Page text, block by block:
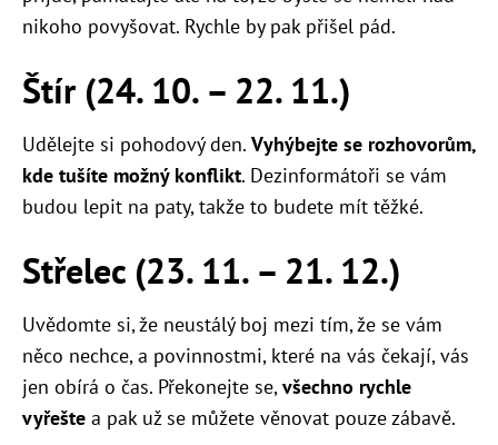
nikoho povyšovat. Rychle by pak přišel pád.
Štír (24. 10. – 22. 11.)
Udělejte si pohodový den. Vyhýbejte se rozhovorům,
kde tušíte možný konflikt. Dezinformátoři se vám
budou lepit na paty, takže to budete mít těžké.
Střelec (23. 11. – 21. 12.)
Uvědomte si, že neustálý boj mezi tím, že se vám
něco nechce, a povinnostmi, které na vás čekají, vás
jen obírá o čas. Překonejte se,všechno rychle
vyřešte a pak už se můžete věnovat pouze zábavě.